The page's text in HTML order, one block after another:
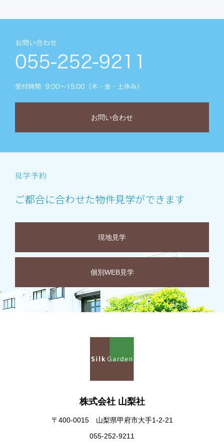
お問い合わせ
ご都合に合わせた物件見学ができます
現地見学
個別WEB見学
株式会社 山梨社
〒400-0015 山梨県甲府市大手1-2-21
055-252-9211